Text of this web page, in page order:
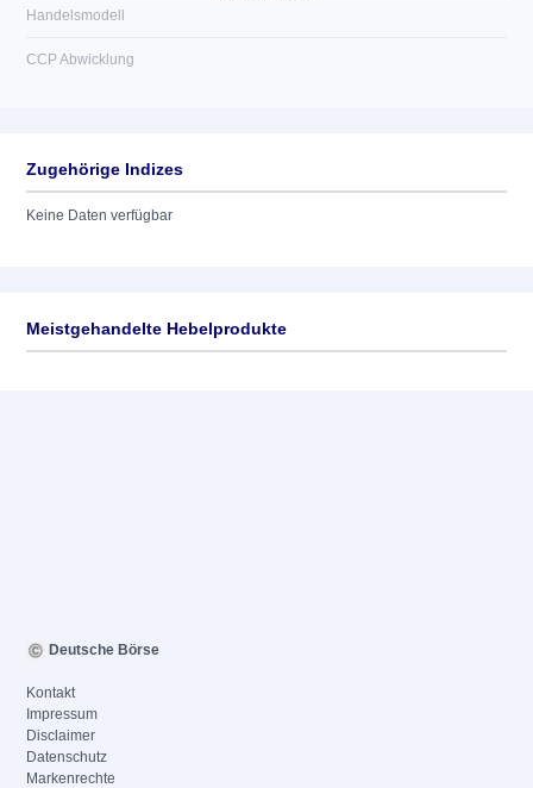
Handelsmodell
CCP Abwicklung
Zugehörige Indizes
Keine Daten verfügbar
Meistgehandelte Hebelprodukte
Deutsche Börse
Kontakt
Impressum
Disclaimer
Datenschutz
Markenrechte